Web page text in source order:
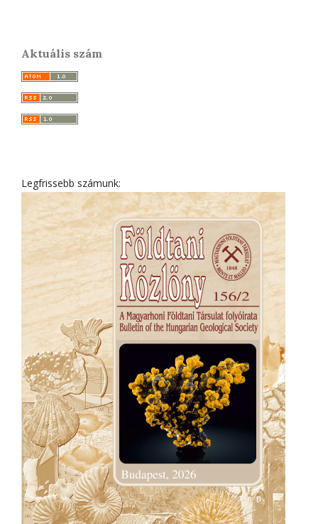
Aktuális szám
Legfrissebb számunk: